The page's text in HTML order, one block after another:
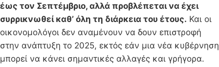
έως τον Σεπτέμβριο, αλλά προβλέπεται να έχει
συρρικνωθεί καθ’ όλη τη διάρκεια του έτους. Και οι
οικονομολόγοι δεν αναμένουν να δουν επιστροφή
στην ανάπτυξη το 2025, εκτός εάν μια νέα κυβέρνηση
μπορεί να κάνει σημαντικές αλλαγές και γρήγορα.